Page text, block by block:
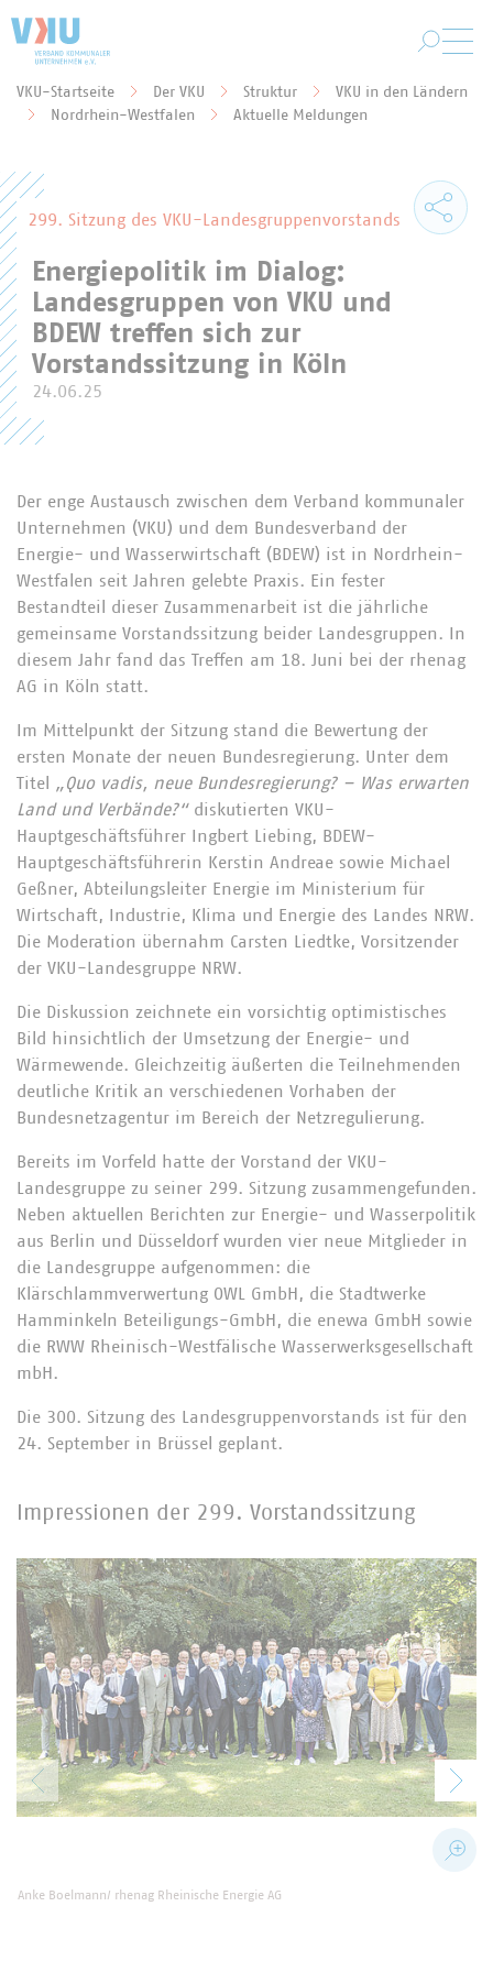
Sie befinden sich hier:
VKU-Startseite Der VKU Struktur
VKU in den Ländern
Nordrhein-Westfalen
Aktuelle Meldungen
299. Sitzung des VKU-Landesgruppenvorstands
Energiepolitik im Dialog:
Landesgruppen von VKU und
BDEW treffen sich zur
Vorstandssitzung in Köln
24.06.25
Der enge Austausch zwischen dem Verband kommunaler
Unternehmen (VKU) und dem Bundesverband der
Energie- und Wasserwirtschaft (BDEW) ist in Nordrhein-
Westfalen seit Jahren gelebte Praxis. Ein fester
Bestandteil dieser Zusammenarbeit ist die jährliche
gemeinsame Vorstandssitzung beider Landesgruppen. In
diesem Jahr fand das Treffen am 18. Juni bei der rhenag
AG in Köln statt.
Im Mittelpunkt der Sitzung stand die Bewertung der
ersten Monate der neuen Bundesregierung. Unter dem
Titel
„Quo vadis, neue Bundesregierung? – Was erwarten
Land und Verbände?“diskutierten VKU-
Hauptgeschäftsführer Ingbert Liebing, BDEW-
Hauptgeschäftsführerin Kerstin Andreae sowie Michael
Geßner, Abteilungsleiter Energie im Ministerium für
Wirtschaft, Industrie, Klima und Energie des Landes NRW.
Die Moderation übernahm Carsten Liedtke, Vorsitzender
der VKU-Landesgruppe NRW.
Die Diskussion zeichnete ein vorsichtig optimistisches
Bild hinsichtlich der Umsetzung der Energie- und
Wärmewende. Gleichzeitig äußerten die Teilnehmenden
deutliche Kritik an verschiedenen Vorhaben der
Bundesnetzagentur im Bereich der Netzregulierung.
Bereits im Vorfeld hatte der Vorstand der VKU-
Landesgruppe zu seiner 299. Sitzung zusammengefunden.
Neben aktuellen Berichten zur Energie- und Wasserpolitik
aus Berlin und Düsseldorf wurden vier neue Mitglieder in
die Landesgruppe aufgenommen: die
Klärschlammverwertung OWL GmbH, die Stadtwerke
Hamminkeln Beteiligungs-GmbH, die enewa GmbH sowie
die RWW Rheinisch-Westfälische Wasserwerksgesellschaft
mbH.
Die 300. Sitzung des Landesgruppenvorstands ist für den
24. September in Brüssel geplant.
Impressionen der 299. Vorstandssitzung
Anke Boelmann/ rhenag Rheinische Energie AG